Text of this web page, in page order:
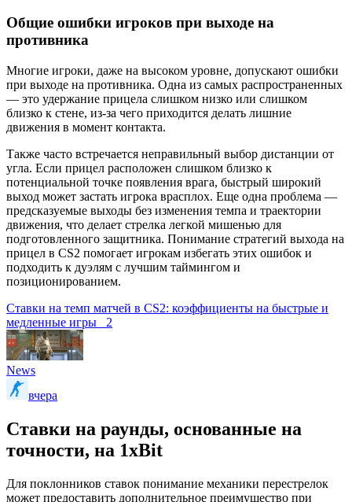
Общие ошибки игроков при выходе на
противника
Многие игроки, даже на высоком уровне, допускают ошибки
при выходе на противника. Одна из самых распространенных
— это удержание прицела слишком низко или слишком
близко к стене, из-за чего приходится делать лишние
движения в момент контакта.
Также часто встречается неправильный выбор дистанции от
угла. Если прицел расположен слишком близко к
потенциальной точке появления врага, быстрый широкий
выход может застать игрока врасплох. Еще одна проблема —
предсказуемые выходы без изменения темпа и траектории
движения, что делает стрелка легкой мишенью для
подготовленного защитника. Понимание стратегий выхода на
прицел в CS2 помогает игрокам избегать этих ошибок и
подходить к дуэлям с лучшим таймингом и
позиционированием.
Ставки на темп матчей в CS2: коэффициенты на быстрые и
медленные игры 2
News
вчера
Ставки на раунды, основанные на
точности, на 1xBit
Для поклонников ставок понимание механики перестрелок
может предоставить дополнительное преимущество при